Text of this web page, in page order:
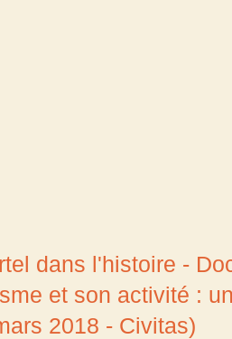
dans l'histoire -
et son activité :
2018 - Civitas)